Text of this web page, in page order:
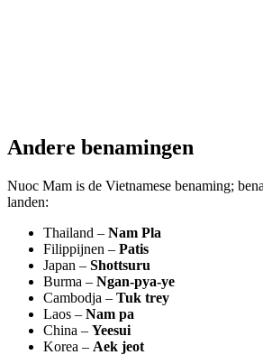
Andere benamingen
Nuoc Mam is de Vietnamese benaming;
landen:
Thailand – Nam Pla
Filippijnen – Patis
Japan – Shottsuru
Burma – Ngan-pya-ye
Cambodja – Tuk trey
Laos – Nam pa
China – Yeesui
Korea – Aek jeot